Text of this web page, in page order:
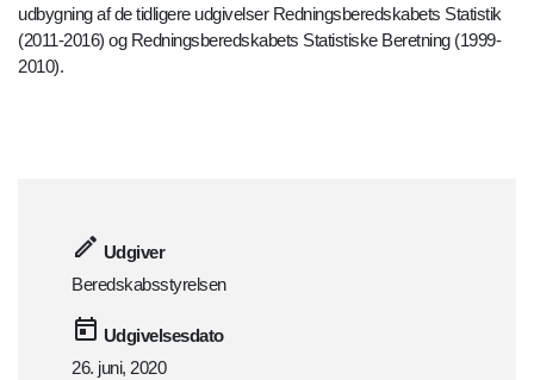
udbygning af de tidligere udgivelser Redningsberedskabets Statistik
(2011-2016) og Redningsberedskabets Statistiske Beretning (1999-
2010).
Udgiver
Beredskabsstyrelsen
Udgivelsesdato
26. juni, 2020